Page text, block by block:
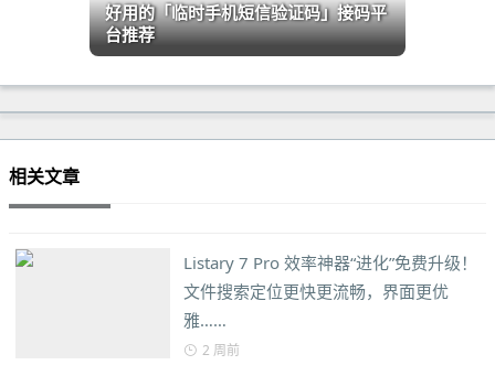
好用的「临时手机短信验证码」接码平
台推荐
相关文章
Listary 7 Pro 效率神器“进化”免费升级！
文件搜索定位更快更流畅，界面更优
雅……
2 周前